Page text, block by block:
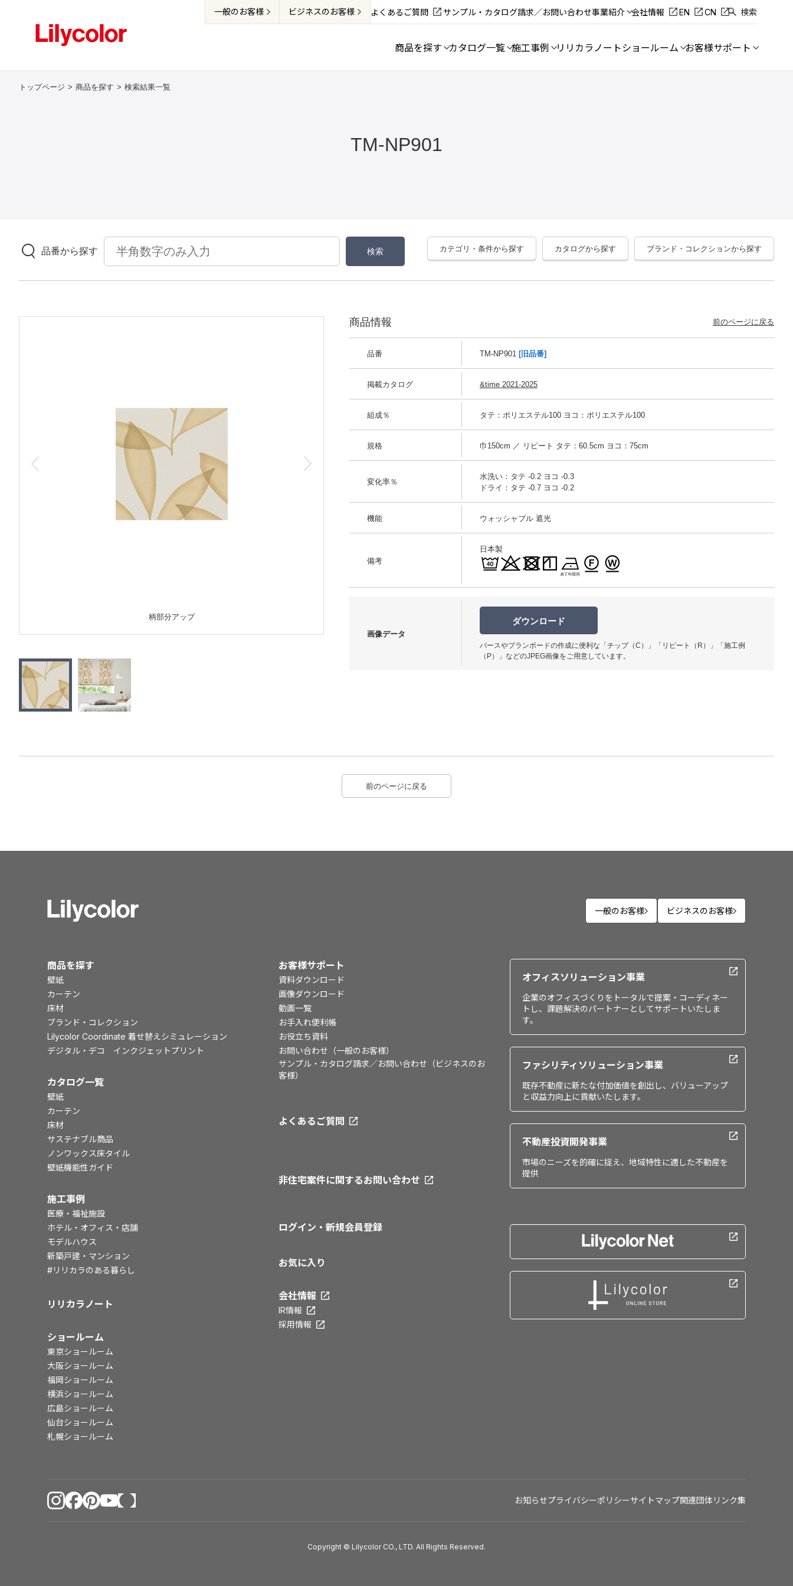
一般のお客様 ビジネスのお客様 よくあるご質問 サンプル・カタログ請求／お問い合わせ事業紹介 会社情報 EN CN 検索
商品を探す カタログ一覧 施工事例 リリカラノートショールーム お客様サポート
トップページ 商品を探す 検索結果一覧
TM-NP901
品番から探す カテゴリ・条件から探す カタログから探す ブランド・コレクションから探す
柄部分アップ
商品情報 前のページに戻る
品番 TM-NP901 [旧品番]
掲載カタログ &time 2021-2025
組成％ タテ：ポリエステル100 ヨコ：ポリエステル100
規格 巾150cm ／ リピート タテ：60.5cm ヨコ：75cm
変化率％
水洗い：タテ -0.2 ヨコ -0.3
ドライ：タテ -0.7 ヨコ -0.2
機能 ウォッシャブル 遮光
備考
日本製
画像データ
ダウンロード
パースやプランボードの作成に便利な「チップ（C）」「リピート（R）」「施工例
（P）」などのJPEG画像をご用意しています。
前のページに戻る
一般のお客様 ビジネスのお客様
商品を探す
壁紙
カーテン
床材
ブランド・コレクション
Lilycolor Coordinate 着せ替えシミュレーション
デジタル・デコ インクジェットプリント
カタログ一覧
壁紙
カーテン
床材
サステナブル商品
ノンワックス床タイル
壁紙機能性ガイド
施工事例
医療・福祉施設
ホテル・オフィス・店舗
モデルハウス
新築戸建・マンション
#リリカラのある暮らし
リリカラノート
ショールーム
東京ショールーム
大阪ショールーム
福岡ショールーム
横浜ショールーム
広島ショールーム
仙台ショールーム
札幌ショールーム
お客様サポート
資料ダウンロード
画像ダウンロード
動画一覧
お手入れ便利帳
お役立ち資料
お問い合わせ（一般のお客様）
サンプル・カタログ請求／お問い合わせ（ビジネスのお
客様）
よくあるご質問
非住宅案件に関するお問い合わせ
ログイン・新規会員登録
お気に入り
会社情報
IR情報
採用情報
オフィスソリューション事業
企業のオフィスづくりをトータルで提案・コーディネー
トし、課題解決のパートナーとしてサポートいたしま
す。
ファシリティソリューション事業
既存不動産に新たな付加価値を創出し、バリューアップ
と収益力向上に貢献いたします。
不動産投資開発事業
市場のニーズを的確に捉え、地域特性に適した不動産を
提供
お知らせプライバシーポリシーサイトマップ関連団体リンク集
Copyright © Lilycolor CO., LTD. All Rights Reserved.